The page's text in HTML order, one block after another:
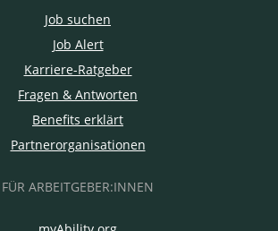
Job suchen
Job Alert
Karriere-Ratgeber
Fragen & Antworten
Benefits erklärt
Partnerorganisationen
FÜR ARBEITGEBER:INNEN